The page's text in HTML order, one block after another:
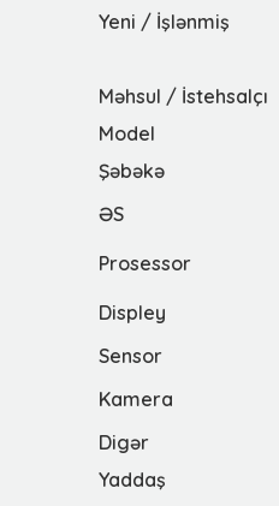
Yeni / İşlənmiş
Məhsul / İstehsalçı
Model
Şəbəkə
ƏS
Prosessor
Displey
Sensor
Kamera
Digər
Yaddaş